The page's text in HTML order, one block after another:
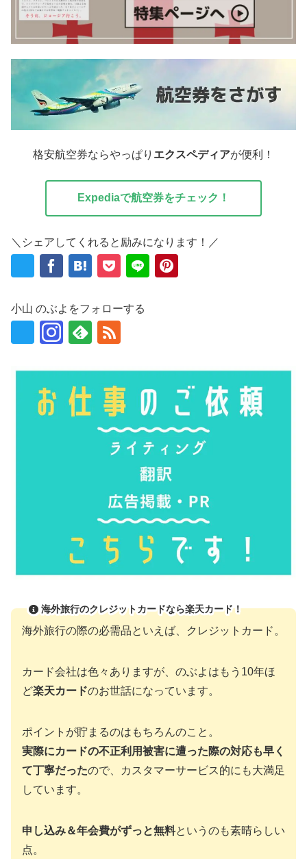
格安航空券ならやっぱり エクスペディアが便利！
Expediaで航空券をチェック！
＼シェアしてくれると励みになります！／
小山 のぶよをフォローする
海外旅行のクレジットカードなら楽天カード！
海外旅行の際の必需品といえば、クレジットカード。
カード会社は色々ありますが、のぶよはもう10年ほ
ど楽天カードのお世話になっています。
ポイントが貯まるのはもちろんのこと。
実際にカードの不正利用被害に遭った際の対応も早く
て丁寧だったので、カスタマーサービス的にも大満足
しています。
申し込み＆年会費がずっと無料というのも素晴らしい
点。